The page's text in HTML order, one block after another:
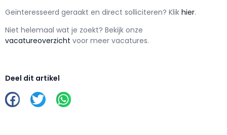
Geïnteresseerd geraakt en direct solliciteren? Klik hier.
Niet helemaal wat je zoekt? Bekijk onze
vacatureoverzicht voor meer vacatures.
Deel dit artikel